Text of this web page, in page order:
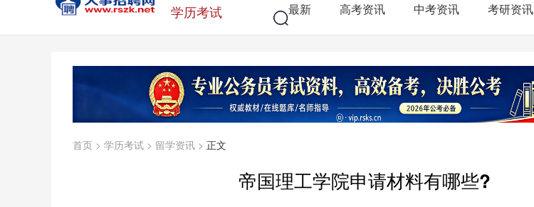
学历考试 最新 高考资讯 中考资讯 考研资讯
首页 > 学历考试 > 留学资讯 > 正文
帝国理工学院申请材料有哪些?